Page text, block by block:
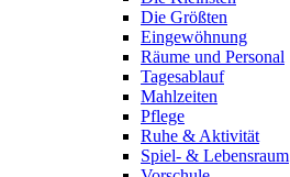
Die Größten
Eingewöhnung
Räume und Personal
Tagesablauf
Mahlzeiten
Pflege
Ruhe & Aktivität
Spiel- & Lebensraum